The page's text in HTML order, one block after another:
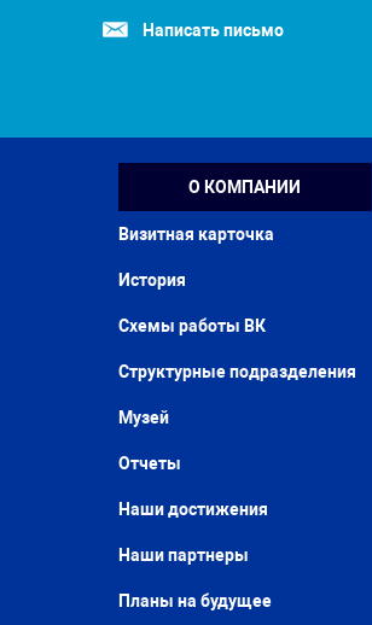
Написать письмо
О КОМПАНИИ
Визитная карточка
История
Схемы работы ВК
Структурные подразделения
Музей
Отчеты
Наши достижения
Наши партнеры
Планы на будущее